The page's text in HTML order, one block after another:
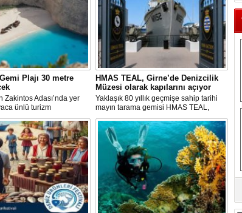
Plajı 30 metre
Zakintos Adası’nda yer
ünlü turizm
biri olan Navagio Plajı'nın
genişletilmesi
HMAS TEAL, Girne’de Denizcilik
Müzesi olarak kapılarını açıyor
Yaklaşık 80 yıllık geçmişe sahip tarihi
mayın tarama gemisi HMAS TEAL,
Girne Ticaret Limanı'nda oluşturulan
Denizcilik Müzesi ile yeni bir işlev
kazanıyor. Müze, 1 Ağustos'ta
ziyaretçilere kapılarını açacak.